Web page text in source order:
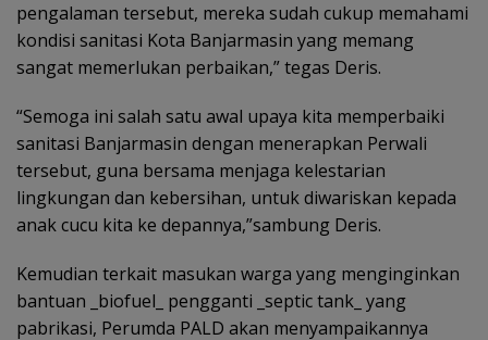
pengalaman tersebut, mereka sudah cukup memahami
kondisi sanitasi Kota Banjarmasin yang memang
sangat memerlukan perbaikan,” tegas Deris.
“Semoga ini salah satu awal upaya kita memperbaiki
sanitasi Banjarmasin dengan menerapkan Perwali
tersebut, guna bersama menjaga kelestarian
lingkungan dan kebersihan, untuk diwariskan kepada
anak cucu kita ke depannya,”sambung Deris.
Kemudian terkait masukan warga yang menginginkan
bantuan _biofuel_ pengganti _septic tank_ yang
pabrikasi, Perumda PALD akan menyampaikannya